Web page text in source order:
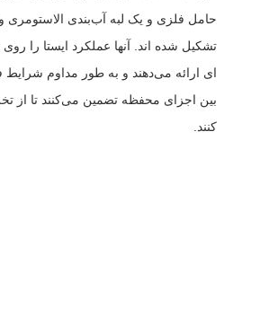
تشکیل شده اند. آنها عملکرد ایستا را روی
ای ارائه می‌دهند و به طور مداوم شرایط
بین اجزای محفظه تضمین می‌کنند تا از
کنند.